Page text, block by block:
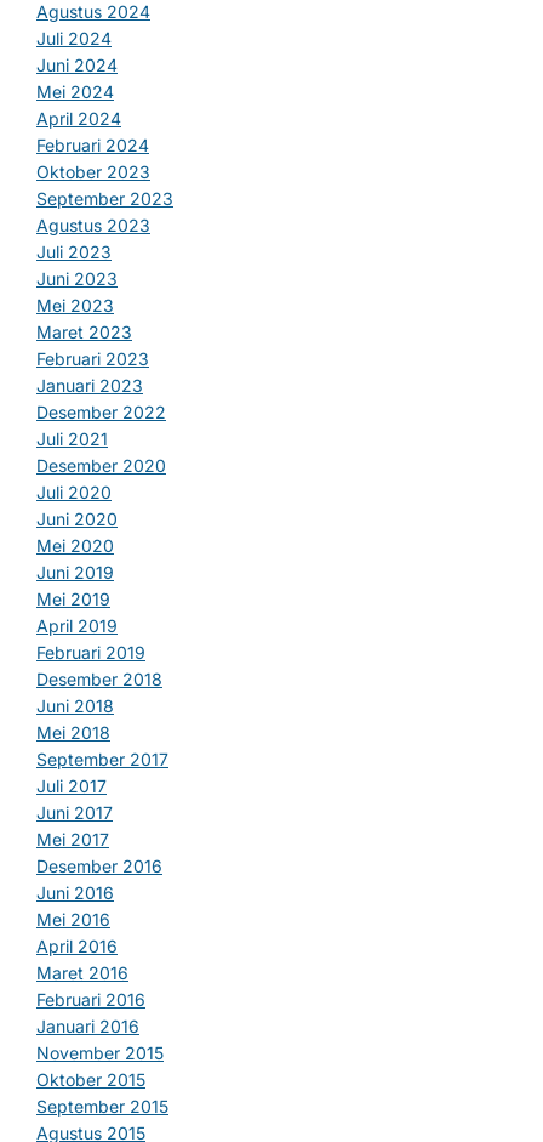
Agustus 2024
Juli 2024
Juni 2024
Mei 2024
April 2024
Februari 2024
Oktober 2023
September 2023
Agustus 2023
Juli 2023
Juni 2023
Mei 2023
Maret 2023
Februari 2023
Januari 2023
Desember 2022
Juli 2021
Desember 2020
Juli 2020
Juni 2020
Mei 2020
Juni 2019
Mei 2019
April 2019
Februari 2019
Desember 2018
Juni 2018
Mei 2018
September 2017
Juli 2017
Juni 2017
Mei 2017
Desember 2016
Juni 2016
Mei 2016
April 2016
Maret 2016
Februari 2016
Januari 2016
November 2015
Oktober 2015
September 2015
Agustus 2015